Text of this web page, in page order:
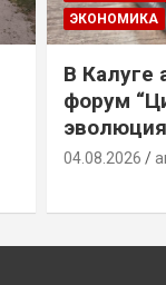
ЭКОНОМИКА
В Калуге
форум
04.08.2026